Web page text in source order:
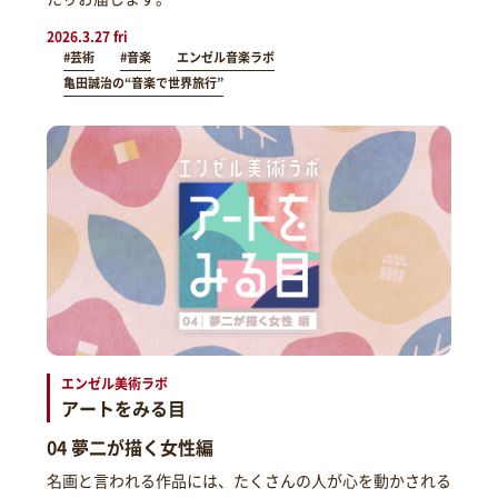
2026.3.27 fri
#芸術 #音楽
エンゼル音楽ラボ
亀田誠治の“音楽で世界旅行”
エンゼル美術ラボ
アートをみる目
04 夢二が描く女性編
名画と言われる作品には、たくさんの人が心を動かされる